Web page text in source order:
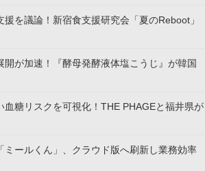
援を議論！新宿食支援研究会「夏のReboot」
開が加速！『酵母発酵液体塩こうじ』が韓国
血糖リスクを可視化！THE PHAGEと福井県が
ミールくん」、クラウド版へ刷新し業務効率